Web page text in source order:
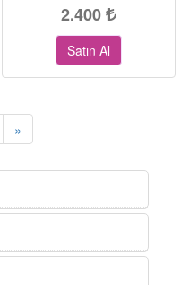
2.400
Satın Al
»